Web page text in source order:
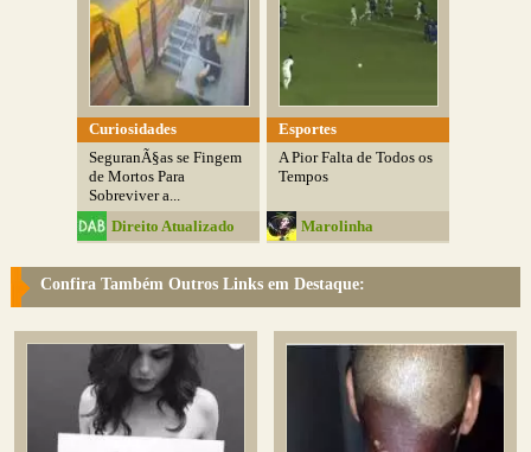
Curiosidades
SeguranÃ§as se Fingem
de Mortos Para
Sobreviver a...
Direito Atualizado
Esportes
A Pior Falta de Todos os
Tempos
Marolinha
Confira Também Outros Links em Destaque: